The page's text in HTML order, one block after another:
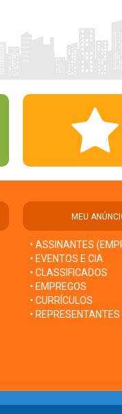
MEU
• ASSINANTES
• EVENTOS E CIA
• CLASSIFICADOS
• EMPREGOS
• CURRÍCULOS
• REPRESENTANTES